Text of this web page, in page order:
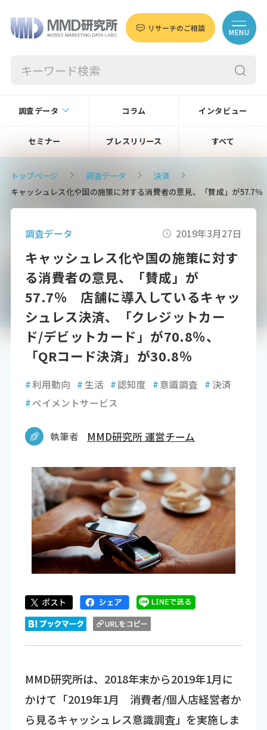
リサーチのご相談 MENU
調査データ コラム インタビュー
セミナー プレスリリース すべて
トップページ 調査データ
決済
キャッシュレス化や国の施策に対する消費者の意見、「賛成」が57.7
調査データ 2019年3月27日
キャッシュレス化や国の施策に対す
る消費者の意見、「賛成」が
57.7％ 店舗に導入しているキャッ
シュレス決済、「クレジットカー
ド/デビットカード」が70.8％、
「QRコード決済」が30.8％
#利用動向 # 生活 #認知度 #意識調査 # 決済
#ペイメントサービス
執筆者 MMD研究所 運営チーム
MMD研究所は、2018年末から2019年1月に
かけて「2019年1月 消費者/個人店経営者か
ら見るキャッシュレス意識調査」を実施しま